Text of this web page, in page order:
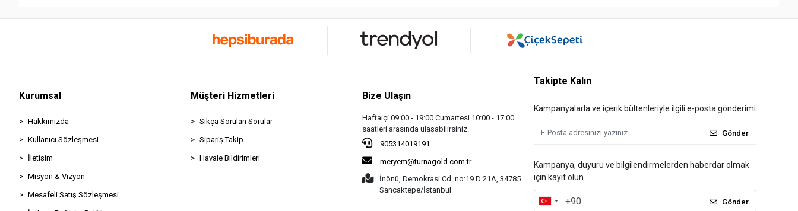
Kurumsal
Hakkımızda
Kullanıcı Sözleşmesi
İletişim
Misyon & Vizyon
Mesafeli Satış Sözleşmesi
Müşteri Hizmetleri
Sıkça Sorulan Sorular
Sipariş Takip
Havale Bildirimleri
Bize Ulaşın
Haftaiçi 09:00 - 19:00 Cumartesi 10:00 - 17:00
saatleri arasında ulaşabilirsiniz.
905314019191
meryem@turnagold.com.tr
İnönü, Demokrasi Cd. no:19 D:21A, 34785
Sancaktepe/İstanbul
Takipte Kalın
Kampanyalarla ve içerik bültenleriyle ilgili e-posta gönderimi
Gönder
Kampanya, duyuru ve bilgilendirmelerden haberdar olmak
için kayıt olun.
Gönder